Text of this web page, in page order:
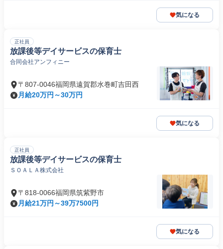
気になる
正社員
放課後等デイサービスの保育士
合同会社アンフィニー
〒807-0046福岡県遠賀郡水巻町吉田西
月給20万円～30万円
気になる
正社員
放課後等デイサービスの保育士
ＳＯＡＬＡ株式会社
〒818-0066福岡県筑紫野市
月給21万円～39万7500円
気になる